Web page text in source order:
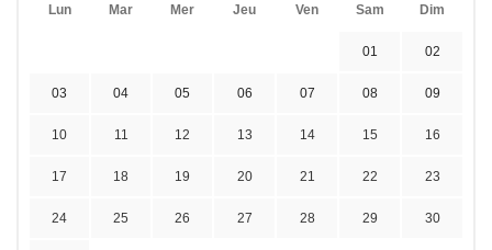
Lun Mar Mer Jeu Ven Sam Dim
01 02
03 04 05 06 07 08 09
10 11 12 13 14 15 16
17 18 19 20 21 22 23
24 25 26 27 28 29 30